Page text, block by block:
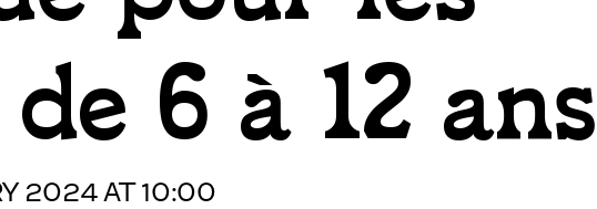
6 à 12 ans
2024 AT 10:00